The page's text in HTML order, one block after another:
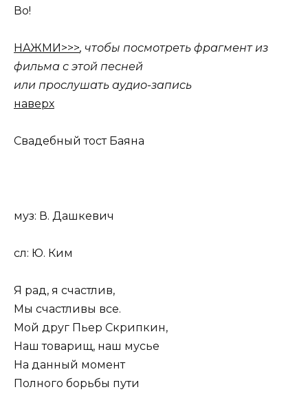
Во!
НАЖМИ>>>, чтобы посмотреть фрагмент из
фильма с этой песней
или прослушать аудио-запись
наверх
Свадебный тост Баяна
муз: В. Дашкевич
сл: Ю. Ким
Я рад, я счастлив,
Мы счастливы все.
Мой друг Пьер Скрипкин,
Наш товарищ, наш мусье
На данный момент
Полного борьбы пути